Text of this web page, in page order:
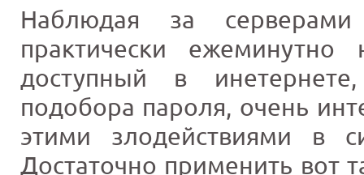
Наблюдая за
практически
доступный в
подобора пароля, очень
этими злодействиями в
Достаточно применить вот